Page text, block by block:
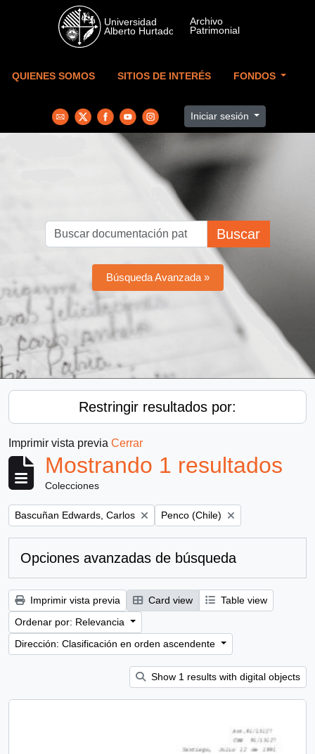
Skip to main content
QUIENES SOMOS SITIOS DE INTERÉS FONDOS
Iniciar sesión
Buscar
Búsqueda Avanzada »
Restringir resultados por:
Imprimir vista previa Cerrar
Mostrando 1 resultados
Colecciones
Remove filter:
Bascuñan Edwards, Carlos Remove filter:
Penco (Chile)
Opciones avanzadas de búsqueda
Imprimir vista previa Card view
Table view
Ordenar por: Relevancia
Dirección: Clasificación en orden ascendente
Show 1 results with digital objects